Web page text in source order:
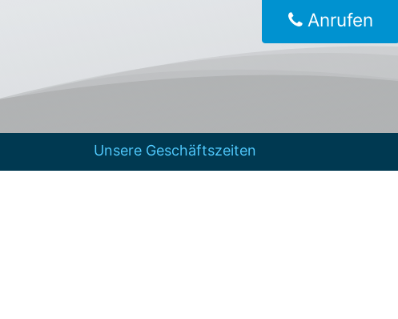
Anrufen
Unsere Geschäftszeiten